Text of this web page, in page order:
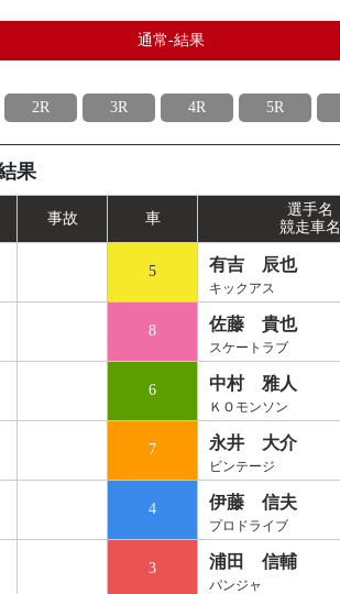
通常-結果
2R 3R 4R 5R
果
事故 車
選手名
競走車名
5 有吉 辰也
キックアス
8 佐藤 貴也
スケートラブ
6 中村 雅人
ＫＯモンソン
7 永井 大介
ビンテージ
4 伊藤 信夫
プロドライブ
3 浦田 信輔
パンジャ